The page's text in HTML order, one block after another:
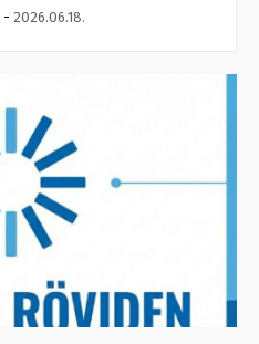
- 2026.06.18.